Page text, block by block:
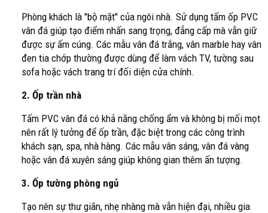
Phòng khách là "bộ mặt" của ngôi nhà. Sử dụng tấm ốp PVC
vân đá giúp tạo điểm nhấn sang trọng, đẳng cấp mà vẫn giữ
được sự ấm cúng. Các mẫu vân đá trắng, vân marble hay vân
đen tia chớp thường được dùng để làm vách TV, tường sau
sofa hoặc vách trang trí đối diện cửa chính.
2. Ốp trần nhà
Tấm PVC vân đá có khả năng chống ẩm và không bị mối mọt
nên rất lý tưởng để ốp trần, đặc biệt trong các công trình
khách sạn, spa, nhà hàng. Các mẫu vân sáng, vân đá vàng
hoặc vân đá xuyên sáng giúp không gian thêm ấn tượng.
3. Ốp tường phòng ngủ
Tạo nên sự thư giãn, nhẹ nhàng mà vẫn hiện đại, nhiều gia